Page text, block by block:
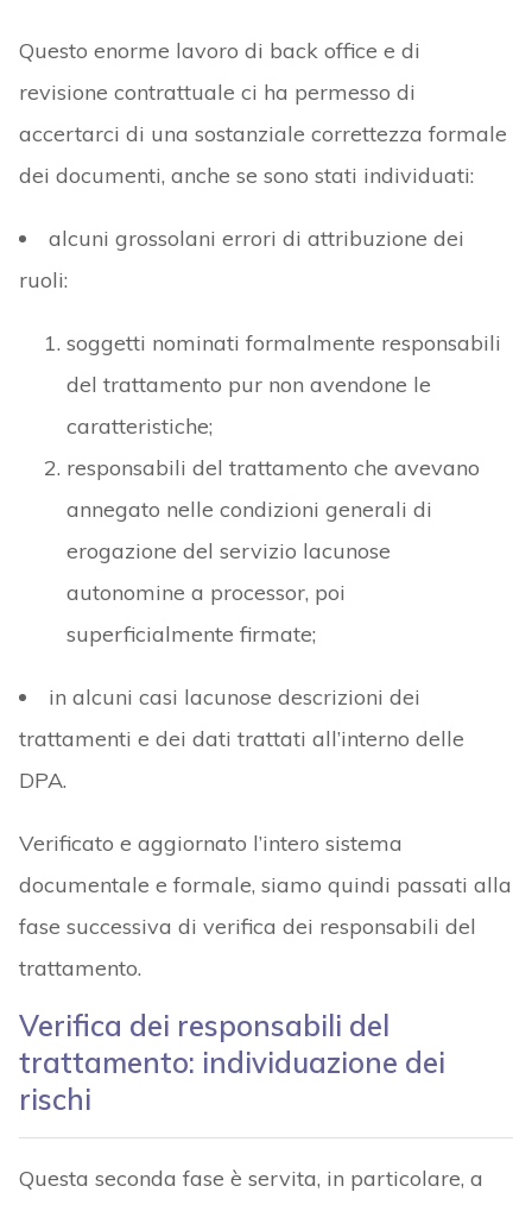
Questo enorme lavoro di back office e di
revisione contrattuale ci ha permesso di
accertarci di una sostanziale correttezza formale
dei documenti, anche se sono stati individuati:
alcuni grossolani errori di attribuzione dei
ruoli:
soggetti nominati formalmente responsabili
del trattamento pur non avendone le
caratteristiche;
responsabili del trattamento che avevano
annegato nelle condizioni generali di
erogazione del servizio lacunose
autonomine a processor, poi
superficialmente firmate;
in alcuni casi lacunose descrizioni dei
trattamenti e dei dati trattati all’interno delle
DPA.
Verificato e aggiornato l’intero sistema
documentale e formale, siamo quindi passati alla
fase successiva di verifica dei responsabili del
trattamento.
Verifica dei responsabili del
trattamento: individuazione dei
rischi
Questa seconda fase è servita, in particolare, a